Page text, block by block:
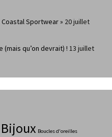
Coastal Sportwear » 20 juillet
(mais qu’on devrait) ! 13 juillet
Bijoux Boucles d'oreilles